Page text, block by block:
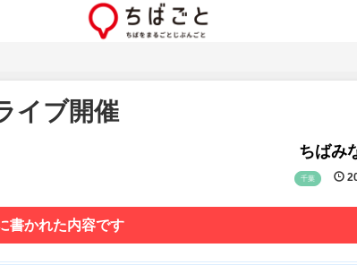
イブ開催
ちばみ
千葉
書かれた内容です